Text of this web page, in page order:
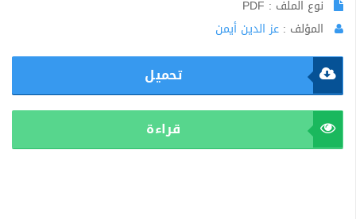
نوع الملف : PDF
المؤلف : عز الدين أيمن
تحميل
قراءة